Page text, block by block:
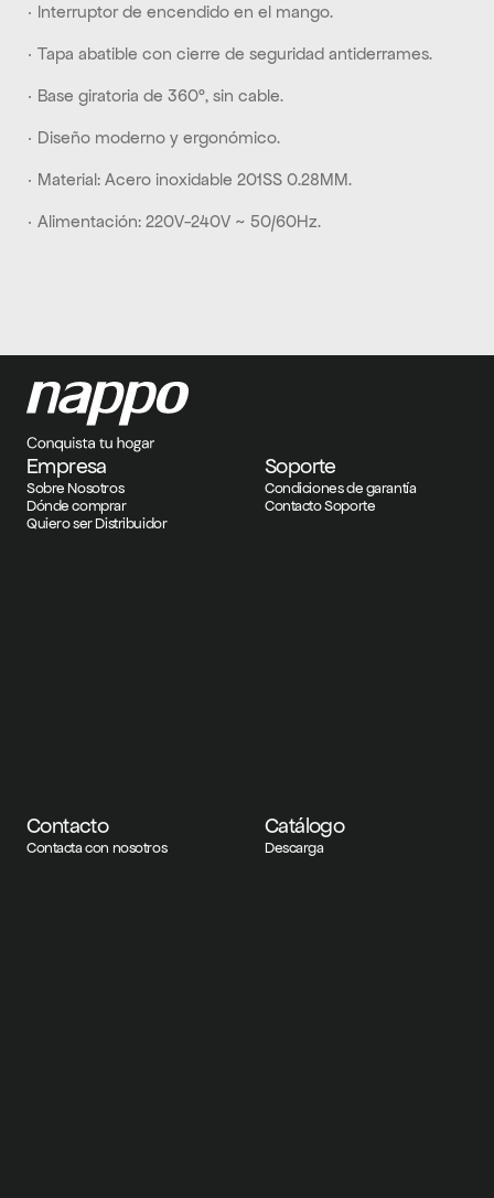
· Interruptor de encendido en el mango.
· Tapa abatible con cierre de seguridad antiderrames.
· Base giratoria de 360º, sin cable.
· Diseño moderno y ergonómico.
· Material: Acero inoxidable 201SS 0.28MM.
· Alimentación: 220V-240V ~ 50/60Hz.
Empresa
Sobre Nosotros
Dónde comprar
Quiero ser Distribuidor
Soporte
Condiciones de garantía
Contacto Soporte
Contacto
Contacta con nosotros
Catálogo
Descarga